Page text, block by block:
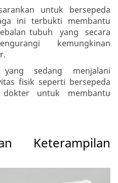
untuk bersepeda
ini terbukti membantu
tubuh yang secara
kemungkinan
sedang menjalani
fisik seperti bersepeda
dokter untuk membantu
Keterampilan